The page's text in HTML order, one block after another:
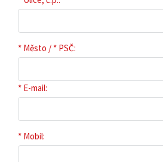
* Město / * PSČ:
* E-mail:
* Mobil: